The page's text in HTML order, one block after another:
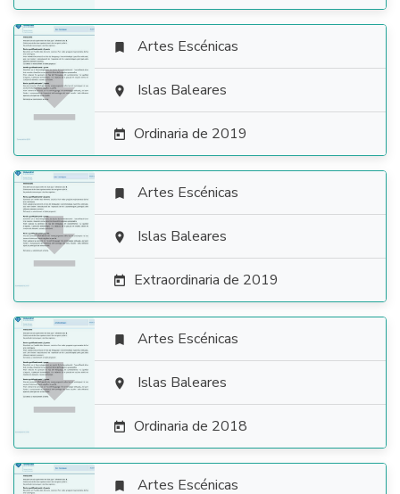

 Artes Escénicas
 Islas Baleares
 Ordinaria de 2019

 Artes Escénicas
 Islas Baleares
 Extraordinaria de 2019

 Artes Escénicas
 Islas Baleares
 Ordinaria de 2018
 Artes Escénicas